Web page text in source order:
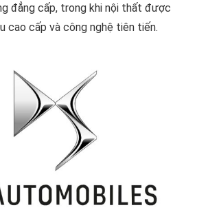
đẳng cấp, trong khi nội thất được
cao cấp và công nghệ tiên tiến.